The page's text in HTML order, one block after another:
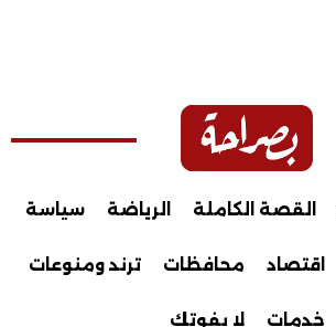
القصة الكاملة الرياضة سياسة
اقتصاد محافظات ترند ومنوعات
خدمات لا يفوتك